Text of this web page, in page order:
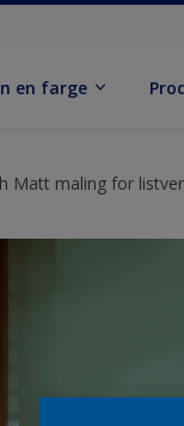
en farge
Matt maling for